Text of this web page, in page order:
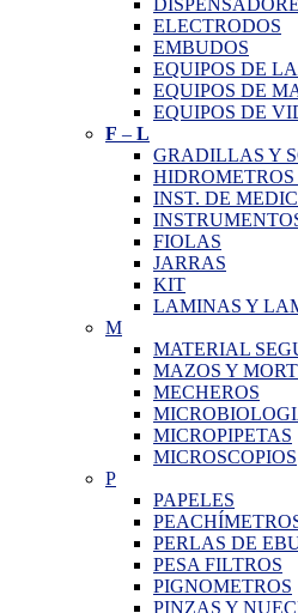
ELECTRODOS
EMBUDOS
EQUIPOS DE
EQUIPOS DE
EQUIPOS DE
F – L
GRADILLAS Y
INST. DE
FIOLAS
JARRAS
KIT
LAMINAS Y
M
MATERIAL
MAZOS Y
MECHEROS
MICROPIPETAS
MICROSCOPIOS
P
PAPELES
PERLAS DE
PESA FILTROS
PIGNOMETROS
PINZAS Y